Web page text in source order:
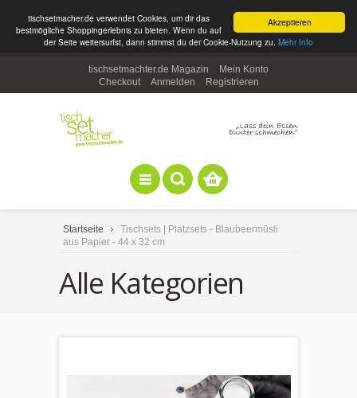
Akzeptieren
tischsetmacher.de verwendet Cookies, um dir das
bestmögliche Shoppingerlebnis zu bieten. Wenn du auf
der Seite weitersurfst, dann stimmst du der Cookie-Nutzung zu. Mehr Info
tischsetmachter.de Magazin
Mein Konto
Checkout
Anmelden Registrieren
Startseite
Tischsets | Platzsets - Blaubeermüsli
aus Papier - 44 x 32 cm
Alle Kategorien